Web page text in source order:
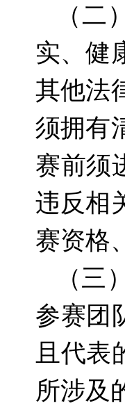
（
实、健
其他法
须拥有
赛前须
违反相
赛资格
（
参赛团
且代表
所涉及